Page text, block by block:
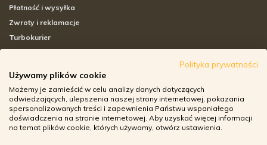
Płatność i wysyłka
Zwroty i reklamacje
Turbokurier
Adresy sklepów stacjonarnych
Godziny otwarcia sklepów
Aplikacja zoozone.pl
Zwroty i reklamacje
Polityka prywatności
Używamy plików cookie
Możemy je zamieścić w celu analizy danych dotyczących
odwiedzających, ulepszenia naszej strony internetowej, pokazania
spersonalizowanych treści i zapewnienia Państwu wspaniałego
doświadczenia na stronie internetowej. Aby uzyskać więcej informacji
na temat plików cookie, których używamy, otwórz ustawienia.